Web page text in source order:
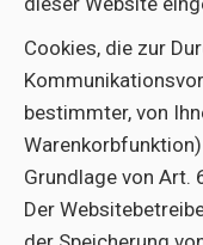
Cookies, die zur
bestimmter, von
Grundlage von Art.
Der